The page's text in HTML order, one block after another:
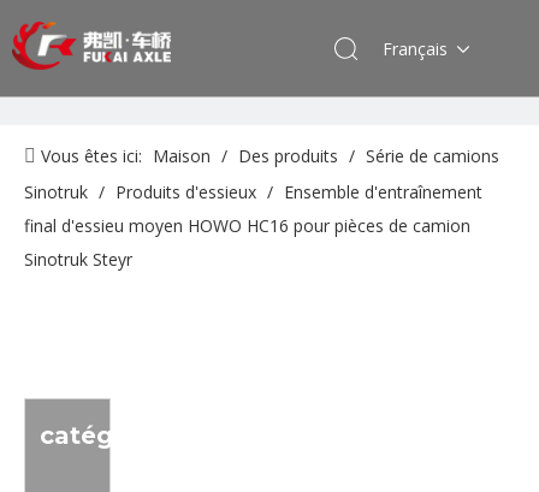
Français
Vous êtes ici: Maison / Des produits / Série de camions
Sinotruk / Produits d'essieux / Ensemble d'entraînement
final d'essieu moyen HOWO HC16 pour pièces de camion
Sinotruk Steyr
catégorie